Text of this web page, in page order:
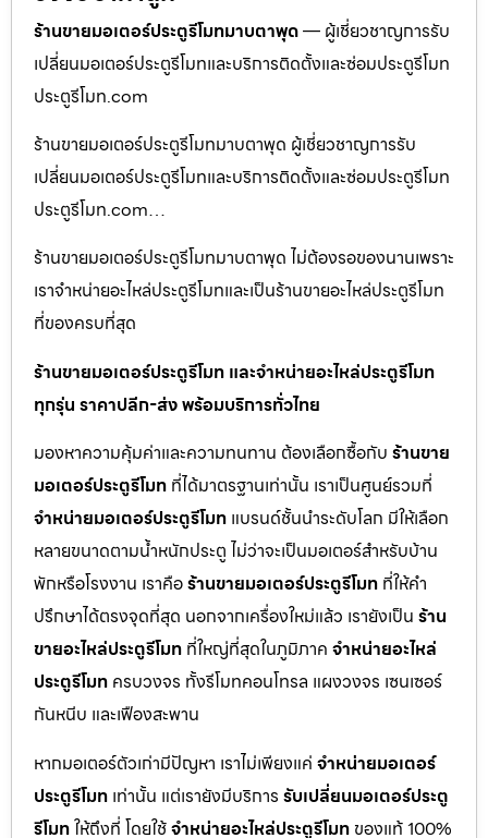
ร้านขายมอเตอร์ประตูรีโมทมาบตาพุด— ผู้เชี่ยวชาญการรับ
เปลี่ยนมอเตอร์ประตูรีโมทและบริการติดตั้งและซ่อมประตูรีโมท
ประตูรีโมท.com
ร้านขายมอเตอร์ประตูรีโมทมาบตาพุด ผู้เชี่ยวชาญการรับ
เปลี่ยนมอเตอร์ประตูรีโมทและบริการติดตั้งและซ่อมประตูรีโมท
ประตูรีโมท.com…
ร้านขายมอเตอร์ประตูรีโมทมาบตาพุด ไม่ต้องรอของนานเพราะ
เราจำหน่ายอะไหล่ประตูรีโมทและเป็นร้านขายอะไหล่ประตูรีโมท
ที่ของครบที่สุด
ร้านขายมอเตอร์ประตูรีโมท และจำหน่ายอะไหล่ประตูรีโมท
ทุกรุ่น ราคาปลีก-ส่ง พร้อมบริการทั่วไทย
มองหาความคุ้มค่าและความทนทาน ต้องเลือกซื้อกับ ร้านขาย
มอเตอร์ประตูรีโมท ที่ได้มาตรฐานเท่านั้น เราเป็นศูนย์รวมที่
จำหน่ายมอเตอร์ประตูรีโมท แบรนด์ชั้นนำระดับโลก มีให้เลือก
หลายขนาดตามน้ำหนักประตู ไม่ว่าจะเป็นมอเตอร์สำหรับบ้าน
พักหรือโรงงาน เราคือร้านขายมอเตอร์ประตูรีโมท ที่ให้คำ
ปรึกษาได้ตรงจุดที่สุด นอกจากเครื่องใหม่แล้ว เรายังเป็น ร้าน
ขายอะไหล่ประตูรีโมท ที่ใหญ่ที่สุดในภูมิภาค จำหน่ายอะไหล่
ประตูรีโมท ครบวงจร ทั้งรีโมทคอนโทรล แผงวงจร เซนเซอร์
กันหนีบ และเฟืองสะพาน
หากมอเตอร์ตัวเก่ามีปัญหา เราไม่เพียงแค่ จำหน่ายมอเตอร์
ประตูรีโมท เท่านั้น แต่เรายังมีบริการ รับเปลี่ยนมอเตอร์ประตู
รีโมทให้ถึงที่ โดยใช้จำหน่ายอะไหล่ประตูรีโมท ของแท้ 100%